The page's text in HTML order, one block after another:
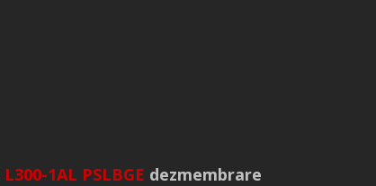
L300-1AL PSLBGE dezmembrare